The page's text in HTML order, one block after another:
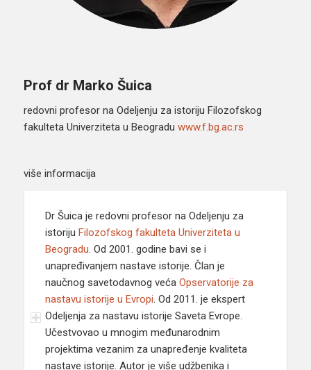
Prof dr Marko Šuica
redovni profesor na Odeljenju za istoriju Filozofskog
fakulteta Univerziteta u Beogradu www.f.bg.ac.rs
više informacija
Dr Šuica je redovni profesor na Odeljenju za
istoriju Filozofskog fakulteta Univerziteta u
Beogradu. Od 2001. godine bavi se i
unapređivanjem nastave istorije. Član je
naučnog savetodavnog veća Opservatorije za
nastavu istorije u Evropi. Od 2011. je ekspert
Odeljenja za nastavu istorije Saveta Evrope.
Učestvovao u mnogim međunarodnim
projektima vezanim za unapređenje kvaliteta
nastave istorije. Autor je više udžbenika i